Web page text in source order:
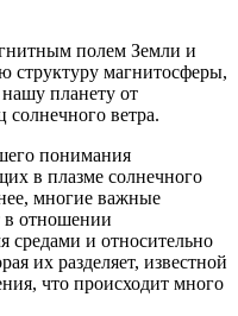
полем Земли и
структуру магнитосферы,
планету от
ветра.
понимания
в плазме солнечного
многие важные
в отношении
средами и относительно
их разделяет, известной
что происходит много